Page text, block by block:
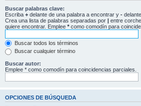
Buscar palabras clave:
Escriba + delante de una palabra a encontrar y -
Crea una lista de palabras separadas por | entre
quiere encontrar. Emplee * como comodín para
Buscar todos los términos
Buscar cualquier término
Buscar autor:
Emplee * como comodín para coincidencias parciales.
OPCIONES DE BÚSQUEDA